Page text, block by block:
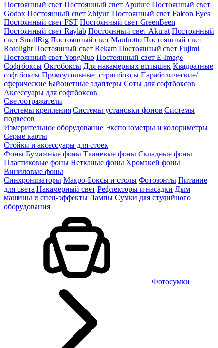
Постоянный свет Постоянный свет Aputure Постоянный свет
Godox Постоянный свет Zhiyun Постоянный свет Falcon Eyes
Постоянный свет FST Постоянный свет GreenBeen
Постоянный свет Raylab Постоянный свет Akurat Постоянный
свет SmallRig Постоянный свет Manfrotto Постоянный свет
Rotolight Постоянный свет Rekam Постоянный свет Fujimi
Постоянный свет YongNuo Постоянный свет E-Image
Софтбоксы Октобоксы Для накамерных вспышек Квадратные
софтбоксы Прямоугольные, стрипбоксы Параболические/
сферические Байонетныe адаптеры Соты для софтбоксов
Аксессуары для софтбоксов
Светоотражатели
Системы крепления Системы установки фонов Системы
подвесов
Измерительное оборудование Экспонометры и колориметры
Серые карты
Стойки и аксессуары для стоек
Фоны Бумажные фоны Тканевые фоны Складные фоны
Пластиковые фоны Нетканые фоны Хромакей фоны
Виниловые фоны
Синхронизаторы Макро-Боксы и столы Фотозонты Питание
для света Накамерный свет Рефлекторы и насадки Дым
машины и спец-эффекты Лампы Сумки для студийного
оборудования
Фотосумки